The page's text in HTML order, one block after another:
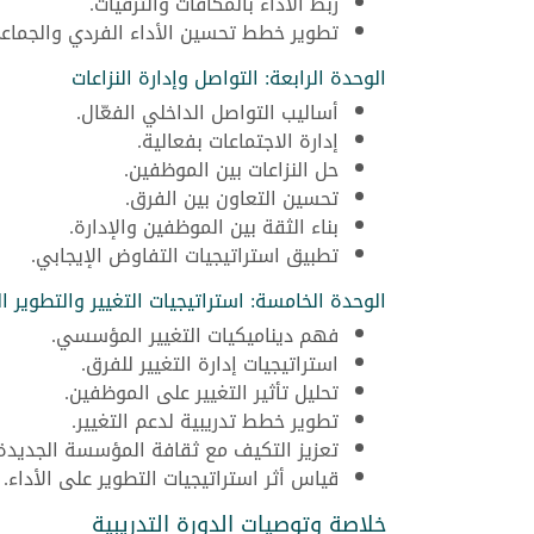
تطوير خطط تحسين الأداء الفردي
الوحدة الرابعة: التواصل وإدارة النزاعات
أساليب التواصل الداخلي الفعّال.
إدارة الاجتماعات بفعالية.
حل النزاعات بين الموظفين.
تحسين التعاون بين الفرق.
بناء الثقة بين الموظفين والإدارة.
تطبيق استراتيجيات التفاوض الإيجابي.
الوحدة الخامسة: استراتيجيات التغيير
فهم ديناميكيات التغيير المؤسسي.
استراتيجيات إدارة التغيير للفرق.
تحليل تأثير التغيير على الموظفين.
تطوير خطط تدريبية لدعم التغيير.
تعزيز التكيف مع ثقافة المؤسسة
قياس أثر استراتيجيات التطوير على الأداء.
خلاصة وتوصيات الدورة التدريبية